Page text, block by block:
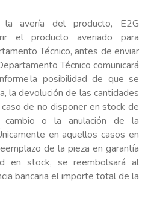
la avería del producto, E2G
el producto averiado para
Técnico, antes de enviar
Técnico comunicará
la posibilidad de que se
la devolución de las cantidades
de no disponer en stock de
cambio o la anulación de la
en aquellos casos en
de la pieza en garantía
en stock, se reembolsará al
bancaria el importe total de la